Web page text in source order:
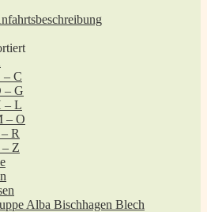
– C
– G
– L
– O
R
– Z
Alba Bischhagen Blech